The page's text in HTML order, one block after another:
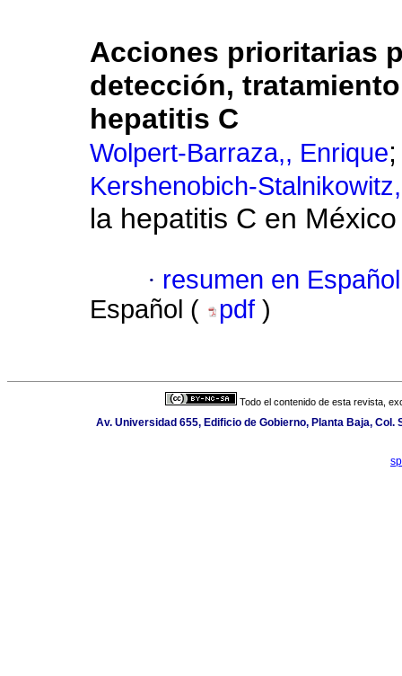
Acciones prioritarias
detección,
hepatitis C
Wolpert-Barraza,, Enrique
Kershenobich-
la hepatitis C en México
· resumen en Español
Español (
pdf )
Todo el contenido de esta revista,
Av. Universidad 655, Edificio de Gobierno, Planta Baja,